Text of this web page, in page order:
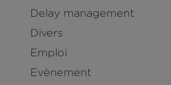
Delay management
Divers
Emploi
Evènement